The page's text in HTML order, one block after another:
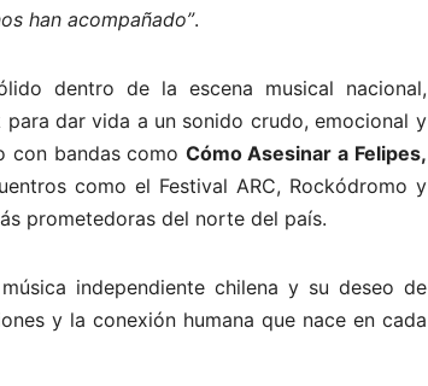
han acompañado”.
dentro de la escena musical nacional,
dar vida a un sonido crudo, emocional y
con bandas como Cómo Asesinar a Felipes,
como el Festival ARC, Rockódromo y
prometedoras del norte del país.
independiente chilena y su deseo de
y la conexión humana que nace en cada